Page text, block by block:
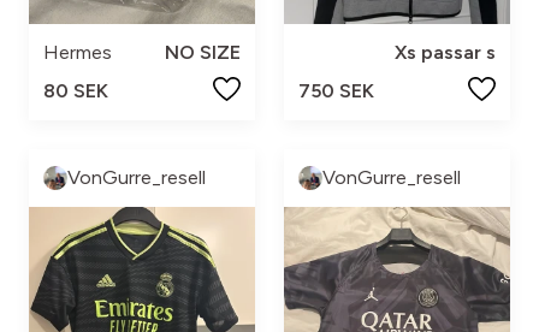
Hermes
NO SIZE
80 SEK
Xs passar s
750 SEK
VonGurre_resell VonGurre_resell